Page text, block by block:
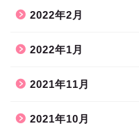
2022年2月
2022年1月
2021年11月
2021年10月